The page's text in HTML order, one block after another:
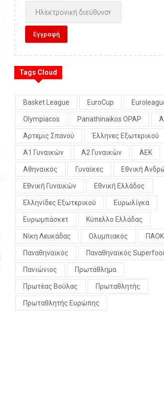
Tags Cloud
Basket League EuroCup
Olympiacos Panathinaikos OPAP
Άρτεμις Σπανού Έλληνες Εξωτερικού
Α1 Γυναικών Α2 Γυναικών ΑΕΚ
Αθηναικός Γυναίκες Εθνική
Εθνική Γυναικών Εθνική Ελλάδος
Ελληνίδες Εξωτερικού Ευρωλίγκα
Ευρωμπάσκετ Κύπελλο Ελλάδας
Νίκη Λευκάδας Ολυμπιακός ΠΑΟΚ
Παναθηναϊκός Παναθηναϊκός
Πανιώνιος Πρωτάθλημα
Πρωτέας Βούλας Πρωταθλητής
Πρωταθλητής Ευρώπης